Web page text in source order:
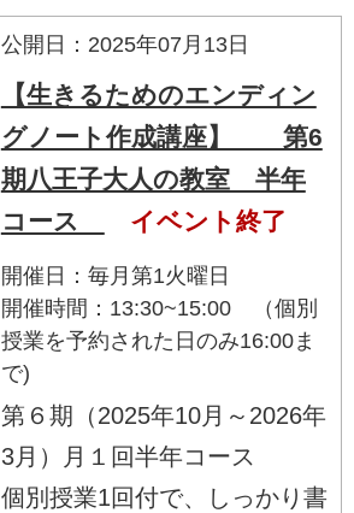
公開日：2025年07月13日
【生きるためのエンディン
グノート作成講座】 第6
期八王子大人の教室 半年
コース
イベント終了
開催日：毎月第1火曜日
開催時間：13:30~15:00 （個別
授業を予約された日のみ16:00ま
で)
第６期（2025年10月～2026年
3月）月１回半年コース
個別授業1回付で、しっかり書